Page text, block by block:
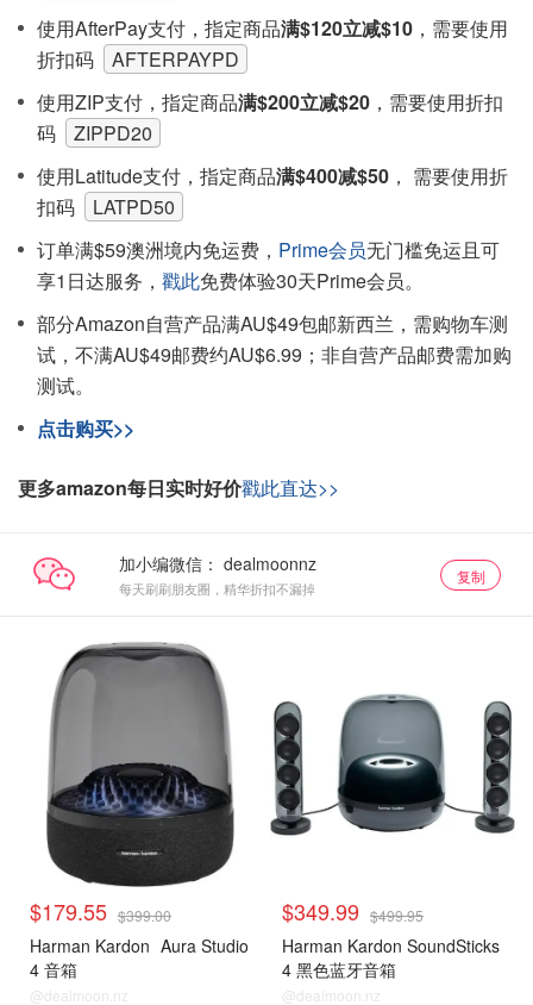
使用AfterPay支付，指定商品满$120立减$10 ，需要使用
折扣码
AFTERPAYPD
使用ZIP支付，指定商品满$200立减$20 ，需要使用折扣
码
ZIPPD20
使用Latitude支付，指定商品满$400减$50 ， 需要使用折
扣码
LATPD50
订单满$59澳洲境内免运费， Prime会员无门槛免运且可
享1日达服务， 戳此免费体验30天Prime会员。
部分Amazon自营产品满AU$49包邮新西兰，需购物车测
试，不满AU$49邮费约AU$6.99；非自营产品邮费需加购
测试。
点击购买>>
更多amazon每日实时好价戳此直达>>
加小编微信：
每天刷刷朋友圈，精华折扣不漏掉
复制
$179.55 $399.00
Harman Kardon Aura Studio
4 音箱
@dealmoon.nz
$349.99 $499.95
Harman Kardon SoundSticks
4 黑色蓝牙音箱
@dealmoon.nz